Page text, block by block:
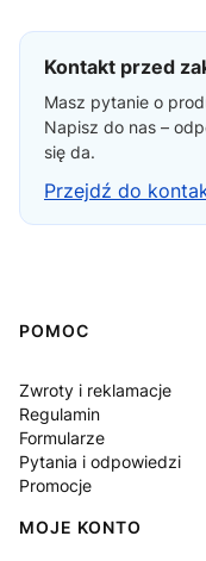
Kontakt przed
Masz pytanie o
Napisz do nas –
się da.
Przejdź do
Linki w stopce
POMOC
Zwroty i reklamacje
Regulamin
Formularze
Pytania i odpowiedzi
Promocje
MOJE KONTO